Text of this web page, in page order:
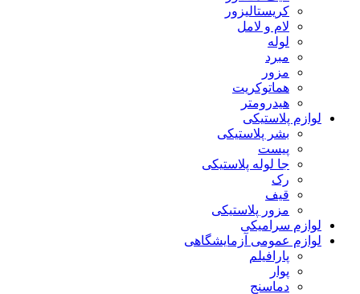
کریستالیزور
لام و لامل
لوله
مبرد
مزور
هماتوکریت
هیدرومتر
لوازم پلاستیکی
بشر پلاستیکی
پیست
جا لوله پلاستیکی
رک
قیف
مزور پلاستیکی
لوازم سرامیکی
لوازم عمومی آزمایشگاهی
پارافیلم
پوار
دماسنج